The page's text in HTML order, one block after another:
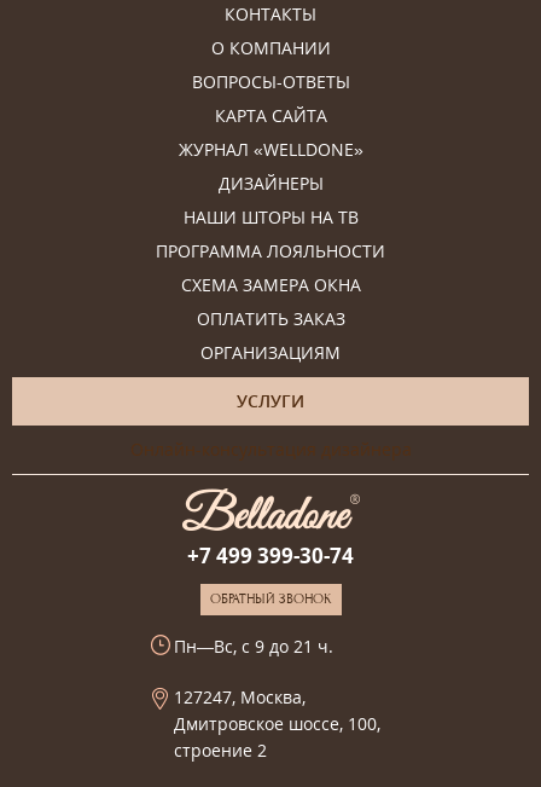
КОНТАКТЫ
О КОМПАНИИ
ВОПРОСЫ-ОТВЕТЫ
КАРТА САЙТА
ЖУРНАЛ «WELLDONE»
ДИЗАЙНЕРЫ
НАШИ ШТОРЫ НА ТВ
ПРОГРАММА ЛОЯЛЬНОСТИ
СХЕМА ЗАМЕРА ОКНА
ОПЛАТИТЬ ЗАКАЗ
ОРГАНИЗАЦИЯМ
УСЛУГИ
Онлайн-консультация дизайнера
+7 499 399-30-74
ОБРАТНЫЙ ЗВОНОК
Пн—Вс, с 9 до 21 ч.
127247, Москва,
Дмитровское шоссе, 100,
строение 2